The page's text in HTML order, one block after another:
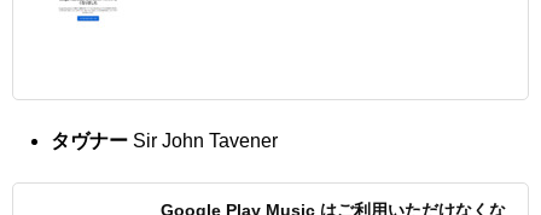
タヴナー Sir John Tavener
Google Play Music はご利用いただけなくな